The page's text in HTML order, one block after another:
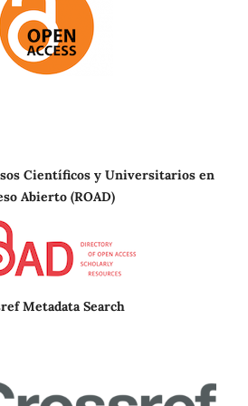
Científicos y Universitarios en
Abierto (ROAD)
Metadata Search